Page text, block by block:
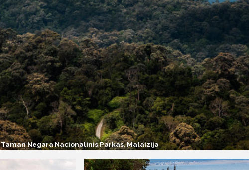
Taman Negara Nacionalinis Parkas, Malaizija